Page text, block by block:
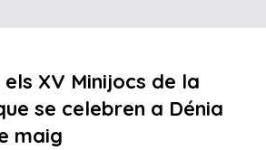
XV Minijocs de la
se celebren a Dénia
maig